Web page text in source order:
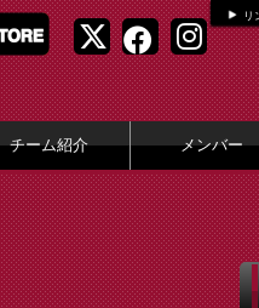
リ
チーム紹介 メンバー